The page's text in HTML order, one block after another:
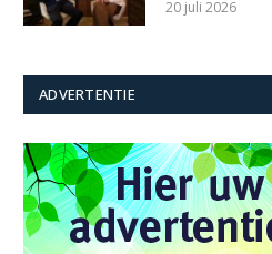
20 juli 2026
ADVERTENTIE